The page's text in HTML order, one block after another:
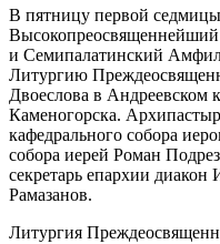
В пятницу первой
Высокопреосвященнейший
и Семипалатинский
Литургию
Двоеслова в Андреевском
Каменогорска.
кафедрального собора
собора иерей Роман
секретарь епархии
Рамазанов.
Литургия